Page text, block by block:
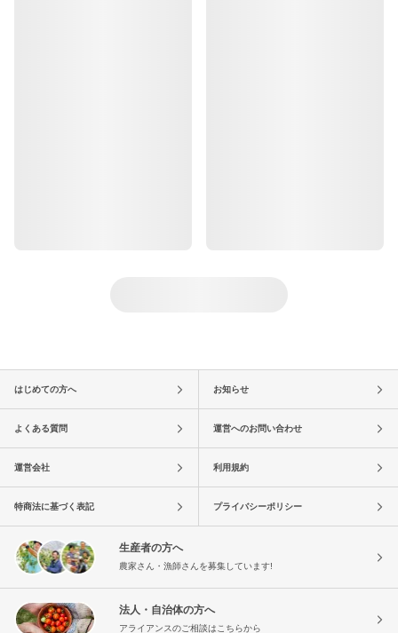
はじめての方へ お知らせ
よくある質問 運営へのお問い合わせ
運営会社 利用規約
特商法に基づく表記 プライバシーポリシー
生産者の方へ
農家さん・漁師さんを募集しています!
法人・自治体の方へ
アライアンスのご相談はこちらから